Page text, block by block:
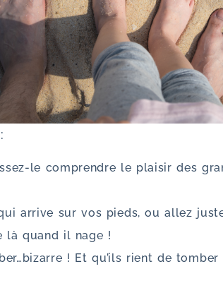
le comprendre le plaisir des
arrive sur vos pieds, ou allez
là quand il nage !
! Et qu’ils rient de